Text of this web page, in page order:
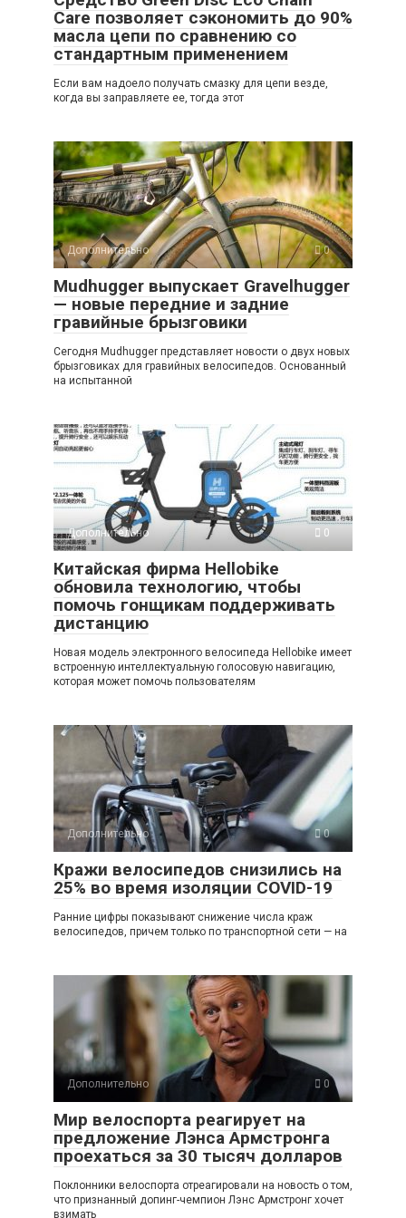
Care позволяет сэкономить до 90%
масла цепи по сравнению со
стандартным применением
Если вам надоело получать смазку для цепи везде,
когда вы заправляете ее, тогда этот
Дополнительно 0
Mudhugger выпускает Gravelhugger
— новые передние и задние
гравийные брызговики
Сегодня Mudhugger представляет новости о двух новых
брызговиках для гравийных велосипедов. Основанный
на испытанной
Дополнительно 0
Китайская фирма Hellobike
обновила технологию, чтобы
помочь гонщикам поддерживать
дистанцию
Новая модель электронного велосипеда Hellobike имеет
встроенную интеллектуальную голосовую навигацию,
которая может помочь пользователям
Дополнительно 0
Кражи велосипедов снизились на
25% во время изоляции COVID-19
Ранние цифры показывают снижение числа краж
велосипедов, причем только по транспортной сети — на
Дополнительно 0
Мир велоспорта реагирует на
предложение Лэнса Армстронга
проехаться за 30 тысяч долларов
Поклонники велоспорта отреагировали на новость о том,
что признанный допинг-чемпион Лэнс Армстронг хочет
взимать